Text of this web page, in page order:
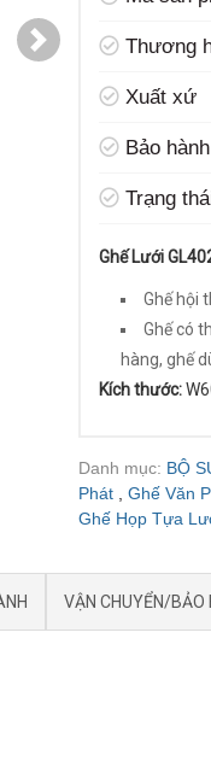
Next Thương
Xuất xứ
Bảo hành
Trạng
Ghế Lưới
Ghế hội
Ghế có
hàng, ghế
Kích thước:
Danh mục: BỘ
Phát, Ghế Văn
Ghế Họp Tựa
VẬN CHUYỂN/BẢO